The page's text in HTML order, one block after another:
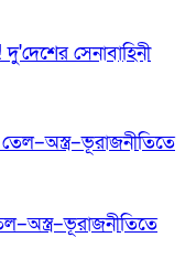
সেনাবাহিনী